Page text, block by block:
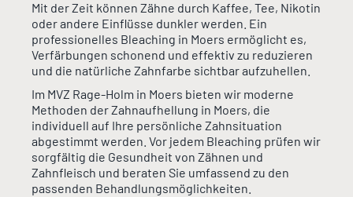
Mit der Zeit können Zähne durch Kaffee, Tee, Nikotin
oder andere Einflüsse dunkler werden. Ein
professionelles Bleaching in Moers ermöglicht es,
Verfärbungen schonend und effektiv zu reduzieren
und die natürliche Zahnfarbe sichtbar aufzuhellen.
Im MVZ Rage-Holm in Moers bieten wir moderne
Methoden der Zahnaufhellung in Moers, die
individuell auf Ihre persönliche Zahnsituation
abgestimmt werden. Vor jedem Bleaching prüfen wir
sorgfältig die Gesundheit von Zähnen und
Zahnfleisch und beraten Sie umfassend zu den
passenden Behandlungsmöglichkeiten.